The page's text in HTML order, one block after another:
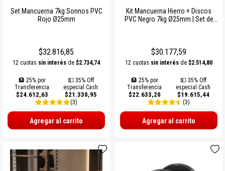
Set Mancuerna 7kg Sonnos PVC
Rojo Ø25mm
$32.816,85
12 cuotas sin interés de $2.734,74
🏦 25% por
Transferencia
$24.612,63
💵 35% Off
especial Cash
$21.330,95
(3)
Agregar al carrito
Kit Mancuerna Hierro + Discos
PVC Negro 7kg Ø25mm | Set de
$30.177,59
12 cuotas sin interés de $2.514,80
🏦 25% por
Transferencia
$22.633,20
💵 35% Off
especial Cash
$19.615,44
(3)
Agregar al carrito